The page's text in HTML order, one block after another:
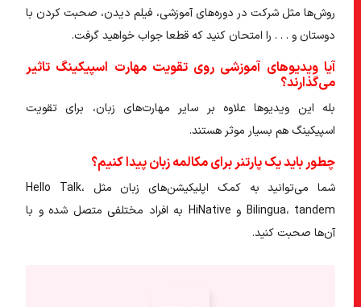
روش‌ها مثل شرکت در دوره‌های آموزشی، فیلم دیدن، صحبت کردن با
دوستان و . . . را امتحان کنید که قطعا جواب خواهید گرفت.
آیا ویدیوهای آموزشی روی تقویت مهارت اسپیکینگ تاثیر
می‌گذارند؟
بله این ویدیوها علاوه بر سایر مهارت‌های زبان، برای تقویت
اسپیکینگ هم بسیار موثر هستند.
چطور باید یک پارتنر برای مکالمه زبان پیدا کنیم؟
شما می‌توانید به کمک اپلیکیشن‌های زبان مثل Hello Talk،
Bilingua، tandem و HiNative به افراد مختلفی متصل شده و با
آن‌ها صحبت کنید.